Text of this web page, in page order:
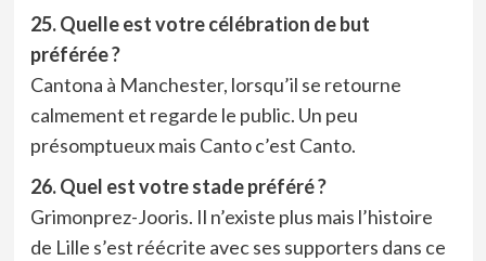
25. Quelle est votre célébration de but
préférée ?
Cantona à Manchester, lorsqu’il se retourne
calmement et regarde le public. Un peu
présomptueux mais Canto c’est Canto.
26. Quel est votre stade préféré ?
Grimonprez-Jooris. Il n’existe plus mais l’histoire
de Lille s’est réécrite avec ses supporters dans ce